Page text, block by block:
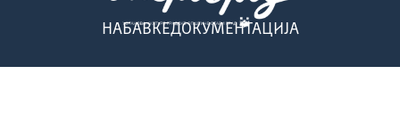
НАБАВКЕДОКУМЕНТАЦИЈА